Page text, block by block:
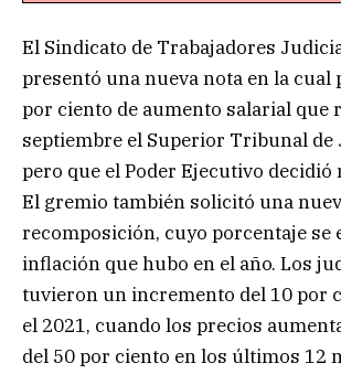
El Sindicato de Trabajadores
presentó una nueva nota en la cual
por ciento de aumento salarial que
septiembre el Superior Tribunal de
pero que el Poder Ejecutivo decidió
El gremio también solicitó una
recomposición, cuyo porcentaje se
inflación que hubo en el año. Los
tuvieron un incremento del 10 por
el 2021, cuando los precios
del 50 por ciento en los últimos 12